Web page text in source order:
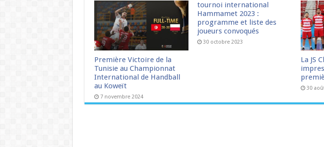
Première Victoire de la
Tunisie au Championnat
International de Handball
au Koweït
7 novembre 2024
tournoi international
Hammamet 2023 :
programme et liste des
joueurs convoqués
30 octobre 2023
La JS
30